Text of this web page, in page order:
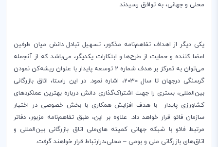
محلی و جهانی، به توافق رسیدند.
یکی دیگر از اهداف تفاهم‌نامه مذکور، تسهیل تبادل دانش میان طرفین
امضا کننده و حمایت از طرح‌ها و ابتکارات یکدیگر، می‌باشد که از آنجمله
می‌توان به تمرکز بر هدف شماره 2 توسعه پایدار با عنوان ریشه‌کن نمودن
گرسنگی درجهان تا سال 2030، اشاره نمود. در این راستا، اتاق بازرگانی
بین‌المللی، بستری را جهت اشتراک‌گذاری دانش درباره بهترین عملکردهای
کشاورزی پایدار با هدف افزایش همکاری با بخش خصوصی در اختیار
سازمان فائو قرار خواهد داد. علاوه بر این، طبق تفاهم‌نامه مزبور، دفاتر
مرتبط فائو با شبکه جهانی کمیته های‌ملی اتاق بازرگانی بین‌المللی و
اتاق‌های بازرگانی ملی و بومی – محلی،درارتباط قرار خواهند گرفت.